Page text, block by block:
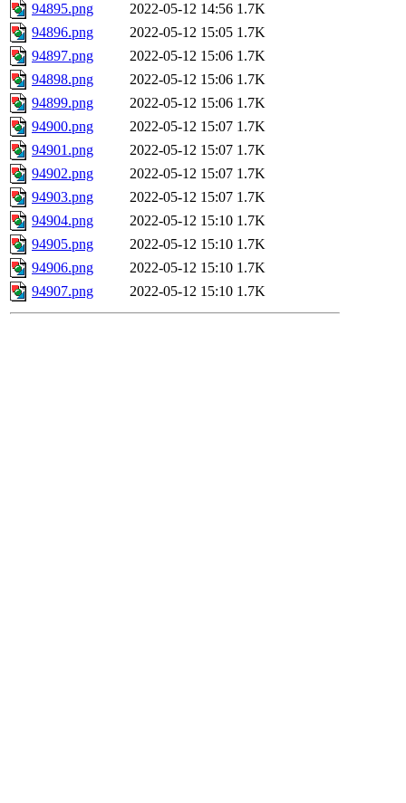
94895.png
2022-05-12 14:56 1.7K
94896.png
2022-05-12 15:05 1.7K
94897.png
2022-05-12 15:06 1.7K
94898.png
2022-05-12 15:06 1.7K
94899.png
2022-05-12 15:06 1.7K
94900.png
2022-05-12 15:07 1.7K
94901.png
2022-05-12 15:07 1.7K
94902.png
2022-05-12 15:07 1.7K
94903.png
2022-05-12 15:07 1.7K
94904.png
2022-05-12 15:10 1.7K
94905.png
2022-05-12 15:10 1.7K
94906.png
2022-05-12 15:10 1.7K
94907.png
2022-05-12 15:10 1.7K